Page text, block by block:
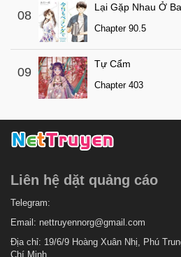
08
Lại Gặp Nhau Ở
Chapter 90.5
09
Tự Cẩm
Chapter 403
Liên hệ dặt quảng cáo
Telegram:
Email: nettruyennorg@gmail.com
Địa chỉ: 19/6/9 Hoàng Xuân Nhị, Phú
Chí Minh